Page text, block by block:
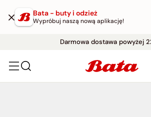
Bata - buty i odzież
Wypróbuj naszą nową aplikację!
Darmowa dostawa powyżej